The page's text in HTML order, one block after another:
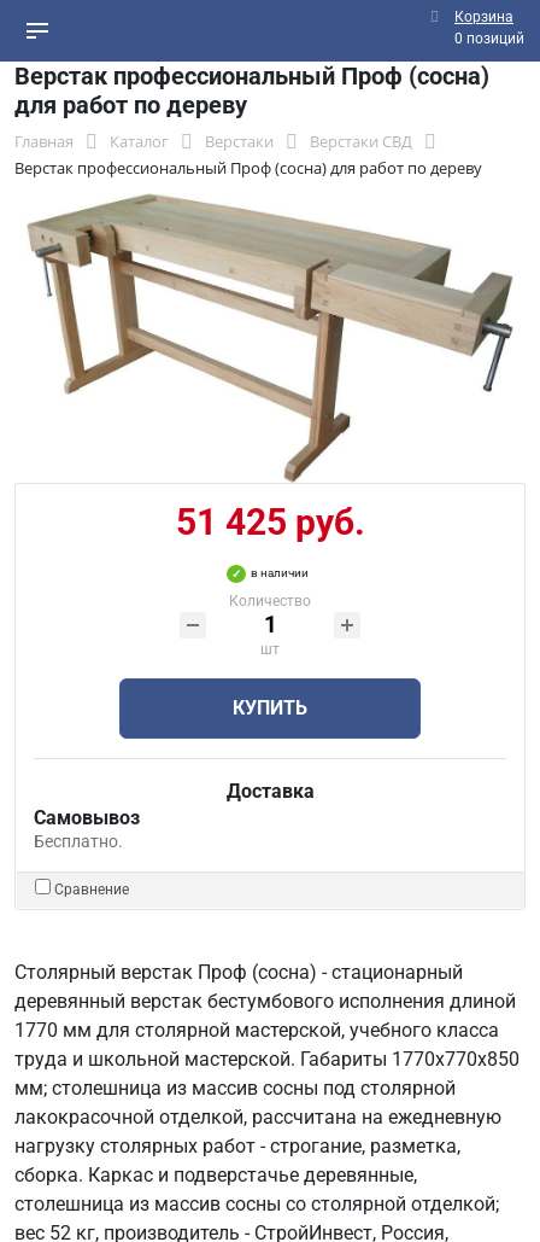
Корзина
0 позиций
Верстак профессиональный Проф (сосна)
для работ по дереву
Главная Каталог Верстаки
Верстаки СВД
Верстак профессиональный Проф (сосна) для работ по дереву
51 425 руб.
в наличии
Количество
шт
КУПИТЬ
Доставка
Самовывоз
Бесплатно.
Сравнение
Столярный верстак Проф (сосна) - стационарный
деревянный верстак бестумбового исполнения длиной
1770 мм для столярной мастерской, учебного класса
труда и школьной мастерской. Габариты 1770х770х850
мм; столешница из массив сосны под столярной
лакокрасочной отделкой, рассчитана на ежедневную
нагрузку столярных работ - строгание, разметка,
сборка. Каркас и подверстачье деревянные,
столешница из массив сосны со столярной отделкой;
вес 52 кг, производитель - СтройИнвест, Россия,